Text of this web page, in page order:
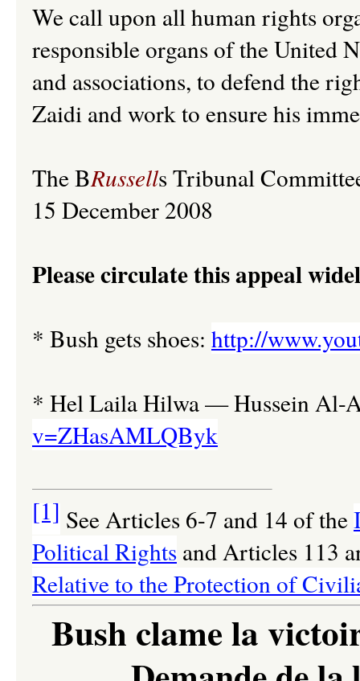
We call upon all human rights
responsible organs of the United
and associations, to defend the
Zaidi and work to ensure his
The BRussells Tribunal
15 December 2008
Please circulate this appeal
* Bush gets shoes: http://
* Hel Laila Hilwa—Hussein Al-
v=ZHasAMLQByk
[1] See Articles 6-7 and 14 of the
Political Rights and Articles 113
Relative to the Protection of
Bush clame la